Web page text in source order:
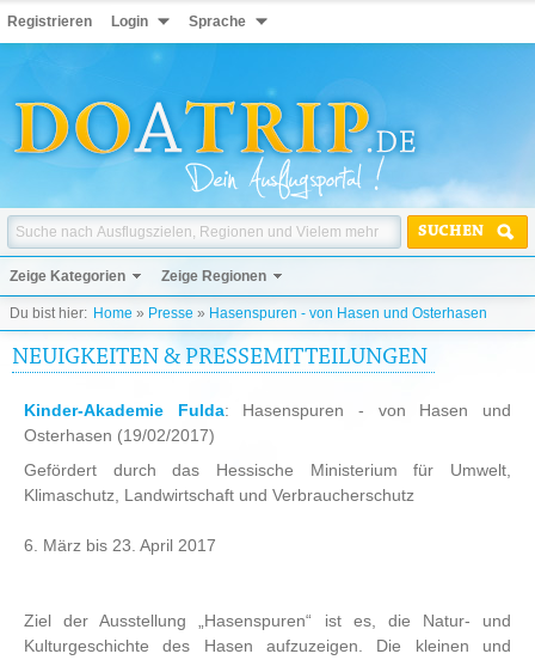
Registrieren Login Sprache
SUCHEN
Zeige Kategorien Zeige Regionen
Du bist hier: Home » Presse » Hasenspuren - von Hasen und Osterhasen
NEUIGKEITEN & PRESSEMITTEILUNGEN
Kinder-Akademie Fulda: Hasenspuren - von Hasen und
Osterhasen (19/02/2017)
Gefördert durch das Hessische Ministerium für Umwelt,
Klimaschutz, Landwirtschaft und Verbraucherschutz
6. März bis 23. April 2017
Ziel der Ausstellung „Hasenspuren“ ist es, die Natur- und
Kulturgeschichte des Hasen aufzuzeigen. Die kleinen und